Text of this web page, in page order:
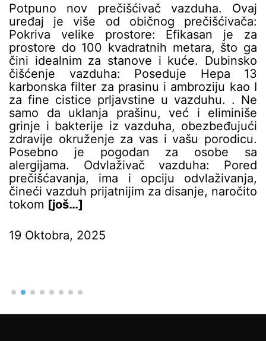
Potpuno nov prečišćivač vazduha. Ovaj
uređaj je više od običnog prečišćivača:
Pokriva velike prostore: Efikasan je za
prostore do 100 kvadratnih metara, što ga
čini idealnim za stanove i kuće. Dubinsko
čišćenje vazduha: Poseduje Hepa 13
karbonska filter za prasinu i ambroziju kao I
za fine cistice prljavstine u vazduhu. . Ne
samo da uklanja prašinu, već i eliminiše
grinje i bakterije iz vazduha, obezbeđujući
zdravije okruženje za vas i vašu porodicu.
Posebno je pogodan za osobe sa
alergijama. Odvlaživač vazduha: Pored
prečišćavanja, ima i opciju odvlaživanja,
čineći vazduh prijatnijim za disanje, naročito
tokom [još…]
19 Oktobra, 2025